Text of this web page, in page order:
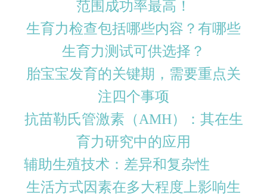
范围成功率最高！
生育力检查包括哪些内容？有哪些
生育力测试可供选择？
胎宝宝发育的关键期，需要重点关
注四个事项
抗苗勒氏管激素（AMH）：其在生
育力研究中的应用
辅助生殖技术：差异和复杂性
生活方式因素在多大程度上影响生